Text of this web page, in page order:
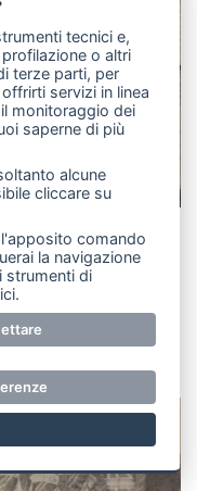
club” di Santa
I giovani
tentorio e
tecnici e,
o altri
terze parti, per
servizi in linea
monitoraggio dei
saperne di più
alcune
cliccare su
comando
la navigazione
strumenti di